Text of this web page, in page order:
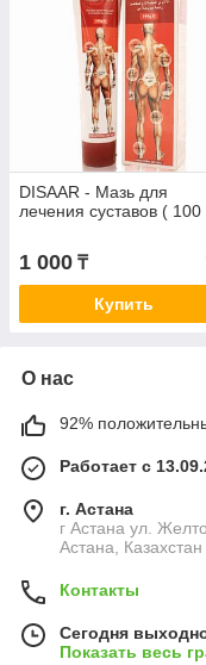
DISAAR - Мазь для
лечения суставов ( 100
1 000 ₸
Купить
О нас
92%
Работает с
г. Астана
г Астана ул.
Астана, Казахстан
Контакты
Сегодня
Показать весь